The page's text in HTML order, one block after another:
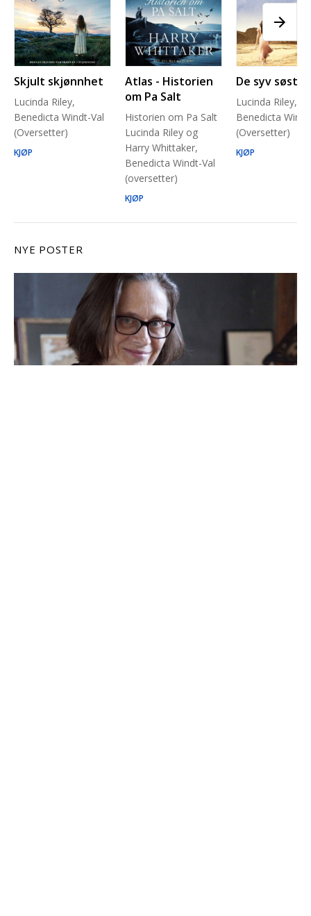
Skjult skjønnhet
Lucinda Riley,
Benedicta Windt-Val
(Oversetter)
KJØP
Atlas - Historien
om Pa Salt
Historien om Pa Salt
Lucinda Riley og
Harry Whittaker,
Benedicta Windt-Val
(oversetter)
KJØP
De syv søstre
Lucinda Riley,
Benedicta
(Oversetter)
KJØP
NYE POSTER